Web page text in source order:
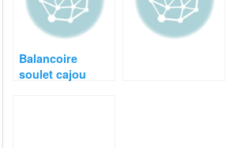
Balancoire
soulet cajou